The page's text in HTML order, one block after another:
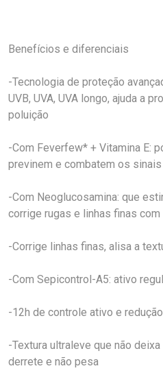
Benefícios e diferenciais
-Tecnologia de proteção
UVB, UVA, UVA longo, ajuda a
poluição
-Com Feverfew* + Vitamina E:
previnem e combatem os
-Com Neoglucosamina: que
corrige rugas e linhas finas com
-Corrige linhas finas, alisa a
-Com Sepicontrol-A5: ativo
-12h de controle ativo e
-Textura ultraleve que não
derrete e não pesa